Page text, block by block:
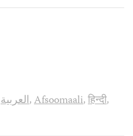
العربية,Afsoomaali,हिन्दी,